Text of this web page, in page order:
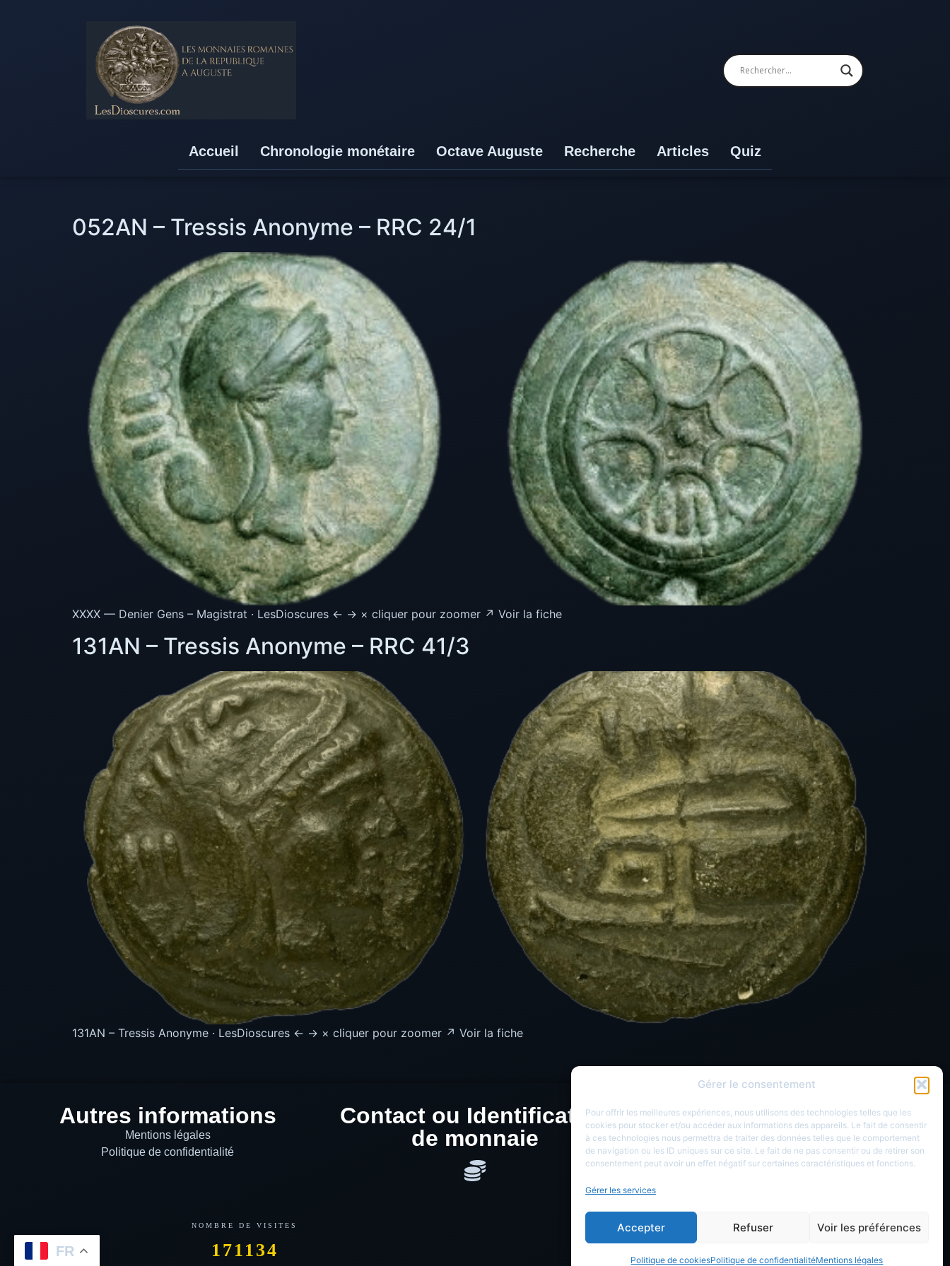
Gérer le consentement
Pour offrir les meilleures expériences, nous utilisons des technologies telles que les
cookies pour stocker et/ou accéder aux informations des appareils. Le fait de consentir
à ces technologies nous permettra de traiter des données telles que le comportement
de navigation ou les ID uniques sur ce site. Le fait de ne pas consentir ou de retirer son
consentement peut avoir un effet négatif sur certaines caractéristiques et fonctions.
Gérer les services
Accepter Refuser Voir les préférences
Politique de cookiesPolitique de confidentialitéMentions légales
Accueil Chronologie monétaire Octave Auguste Recherche Articles Quiz
052AN – Tressis Anonyme – RRC 24/1
XXXX — Denier Gens – Magistrat · LesDioscures ← → × cliquer pour zoomer ↗ Voir la fiche
131AN – Tressis Anonyme – RRC 41/3
131AN – Tressis Anonyme · LesDioscures ← → × cliquer pour zoomer ↗ Voir la fiche
Autres informations
Mentions légales
Politique de confidentialité
Contact ou Identification
de monnaie
Réseau sociaux
171134 Copyright © 2026 LesDioscures.com
FR